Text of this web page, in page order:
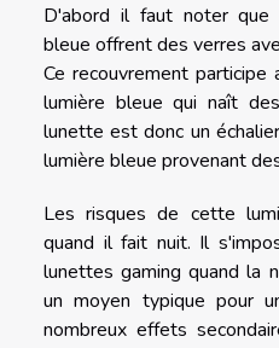
D'abord il faut noter que
bleue offrent des verres
Ce recouvrement participe
lumière bleue qui naît
lunette est donc un
lumière bleue provenant
Les risques de cette
quand il fait nuit. Il
lunettes gaming quand la
un moyen typique pour
nombreux effets